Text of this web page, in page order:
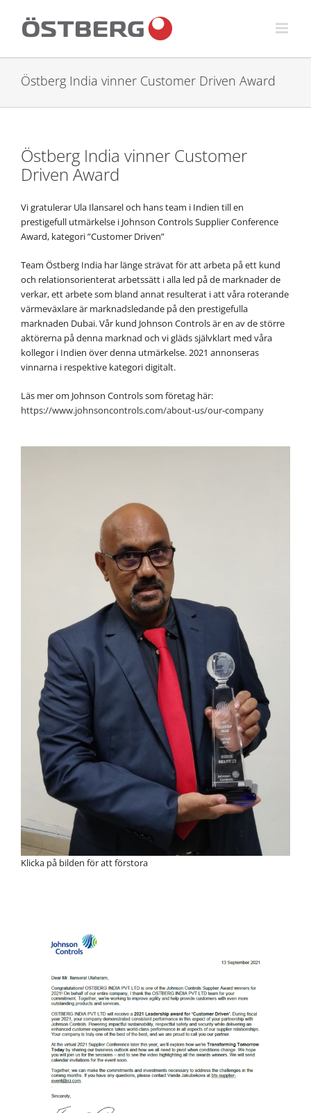
innehållet
Östberg India vinner Customer Driven Award
Östberg India vinner Customer
Driven Award
Vi gratulerar Ula Ilansarel och hans team i Indien till en
prestigefull utmärkelse i Johnson Controls Supplier Conference
Award, kategori ”Customer Driven”
Team Östberg India har länge strävat för att arbeta på ett kund
och relationsorienterat arbetssätt i alla led på de marknader de
verkar, ett arbete som bland annat resulterat i att våra roterande
värmeväxlare är marknadsledande på den prestigefulla
marknaden Dubai. Vår kund Johnson Controls är en av de större
aktörerna på denna marknad och vi gläds självklart med våra
kollegor i Indien över denna utmärkelse. 2021 annonseras
vinnarna i respektive kategori digitalt.
Läs mer om Johnson Controls som företag här:
https://www.johnsoncontrols.com/about-us/our-company
Klicka på bilden för att förstora